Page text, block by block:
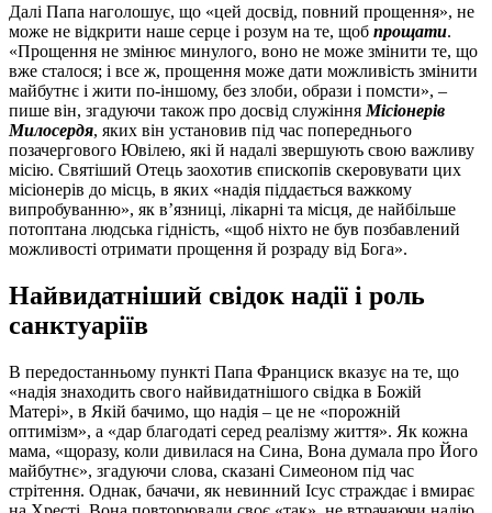
Далі Папа наголошує, що «цей досвід, повний прощення», не
може не відкрити наше серце і розум на те, щоб прощати.
«Прощення не змінює минулого, воно не може змінити те, що
вже сталося; і все ж, прощення може дати можливість змінити
майбутнє і жити по-іншому, без злоби, образи і помсти», –
пише він, згадуючи також про досвід служіння Місіонерів
Милосердя, яких він установив під час попереднього
позачергового Ювілею, які й надалі звершують свою важливу
місію. Святіший Отець заохотив єпископів скеровувати цих
місіонерів до місць, в яких «надія піддається важкому
випробуванню», як в’язниці, лікарні та місця, де найбільше
потоптана людська гідність, «щоб ніхто не був позбавлений
можливості отримати прощення й розраду від Бога».
Найвидатніший свідок надії і роль
санктуаріїв
В передостанньому пункті Папа Франциск вказує на те, що
«надія знаходить свого найвидатнішого свідка в Божій
Матері», в Якій бачимо, що надія – це не «порожній
оптимізм», а «дар благодаті серед реалізму життя». Як кожна
мама, «щоразу, коли дивилася на Сина, Вона думала про Його
майбутнє», згадуючи слова, сказані Симеоном під час
стрітення. Однак, бачачи, як невинний Ісус страждає і вмирає